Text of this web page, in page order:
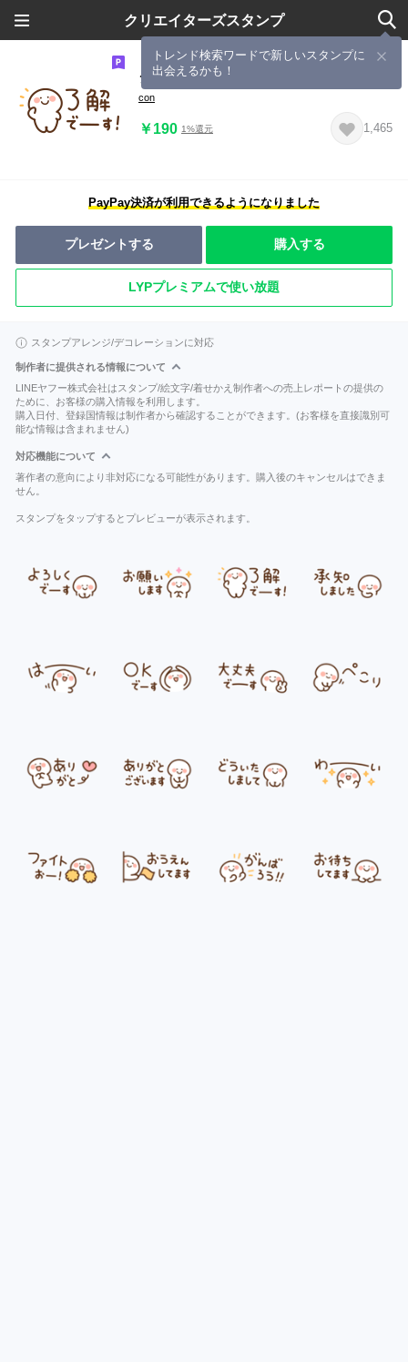
クリエイターズスタンプ
トレンド検索ワードで新しいスタンプに
出会えるかも！
シンプルな省スペースです。
con
￥190 1%還元 1,465
PayPay決済が利用できるようになりました
プレゼントする 購入する
LYPプレミアムで使い放題
スタンプアレンジ/デコレーションに対応
制作者に提供される情報について
LINEヤフー株式会社はスタンプ/絵文字/着せかえ制作者への売上レポートの提供の
ために、お客様の購入情報を利用します。
購入日付、登録国情報は制作者から確認することができます。(お客様を直接識別可
能な情報は含まれません)
対応機能について
著作者の意向により非対応になる可能性があります。購入後のキャンセルはできま
せん。
スタンプをタップするとプレビューが表示されます。